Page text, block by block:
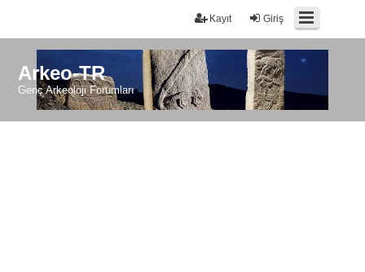
Giriş
Kayıt
Arkeo-TR
Genç Arkeoloji Forumları